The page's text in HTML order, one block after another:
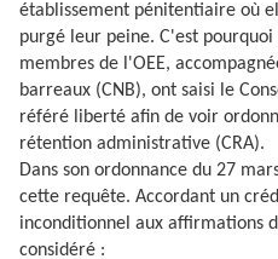
établissement pénitentiaire où
purgé leur peine. C'est
membres de l'OEE,
barreaux (CNB), ont saisi le
référé liberté afin de voir
rétention administrative (CRA).
Dans son ordonnance du 27
cette requête. Accordant un
inconditionnel aux affirmations
considéré :